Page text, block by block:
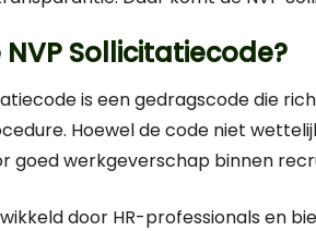
Sollicitatiecode?
is een gedragscode die
Hoewel de code niet
goed werkgeverschap binnen
door HR-professionals en